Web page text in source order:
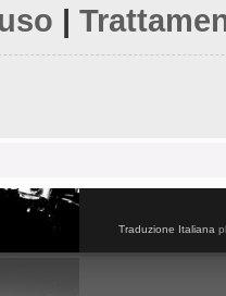
|
Traduzione Italiana